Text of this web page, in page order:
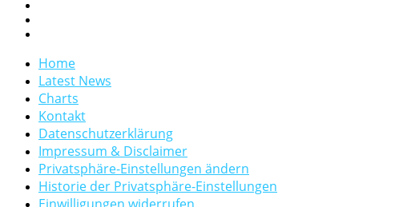
Home
Latest News
Charts
Kontakt
Datenschutzerklärung
Impressum & Disclaimer
Privatsphäre-Einstellungen ändern
Historie der Privatsphäre-Einstellungen